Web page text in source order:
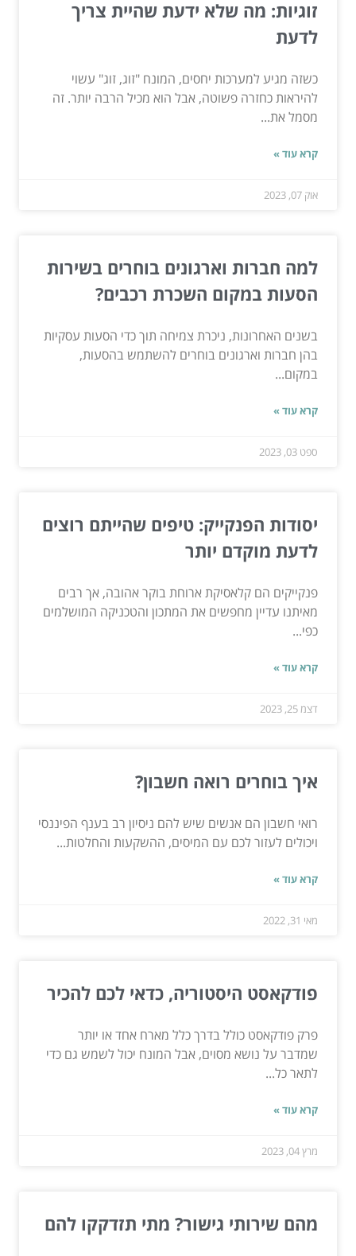
זוגיות: מה שלא ידעת שהיית צריך
לדעת
כשזה מגיע למערכות יחסים, המונח "זוג, זוג" עשוי
להיראות כחזרה פשוטה, אבל הוא מכיל הרבה יותר. זה
מסמל את...
קרא עוד »
אוק 07, 2023
למה חברות וארגונים בוחרים בשירות
הסעות במקום השכרת רכבים?
בשנים האחרונות, ניכרת צמיחה תוך כדי הסעות עסקיות
בהן חברות וארגונים בוחרים להשתמש בהסעות,
במקום...
קרא עוד »
ספט 03, 2023
יסודות הפנקייק: טיפים שהייתם רוצים
לדעת מוקדם יותר
פנקייקים הם קלאסיקת ארוחת בוקר אהובה, אך רבים
מאיתנו עדיין מחפשים את המתכון והטכניקה המושלמים
כפי...
קרא עוד »
דצמ 25, 2023
איך בוחרים רואה חשבון?
רואי חשבון הם אנשים שיש להם ניסיון רב בענף הפיננסי
ויכולים לעזור לכם עם המיסים, ההשקעות והחלטות...
קרא עוד »
מאי 31, 2022
פודקאסט היסטוריה, כדאי לכם להכיר
פרק פודקאסט כולל בדרך כלל מארח אחד או יותר
שמדבר על נושא מסוים, אבל המונח יכול לשמש גם כדי
לתאר כל...
קרא עוד »
מרץ 04, 2023
מהם שירותי גישור? מתי תזדקקו להם